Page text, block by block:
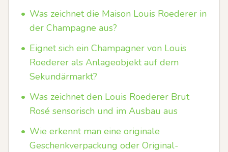
• Was zeichnet die Maison Louis Roederer in
der Champagne aus?
• Eignet sich ein Champagner von Louis
Roederer als Anlageobjekt auf dem
Sekundärmarkt?
• Was zeichnet den Louis Roederer Brut
Rosé sensorisch und im Ausbau aus
• Wie erkennt man eine originale
Geschenkverpackung oder Original-